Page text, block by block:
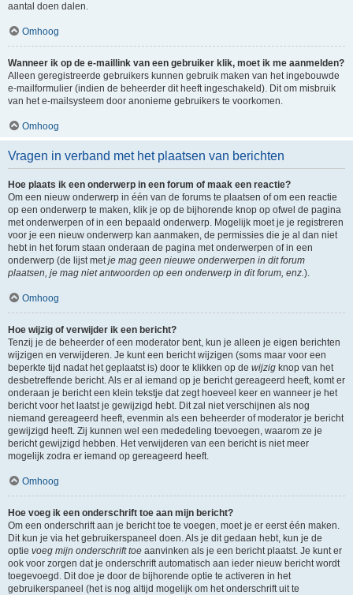
aantal doen dalen.
Omhoog
Wanneer ik op de e-maillink van een gebruiker klik, moet ik me aanmelden?
Alleen geregistreerde gebruikers kunnen gebruik maken van het ingebouwde
e-mailformulier (indien de beheerder dit heeft ingeschakeld). Dit om misbruik
van het e-mailsysteem door anonieme gebruikers te voorkomen.
Omhoog
Vragen in verband met het plaatsen van berichten
Hoe plaats ik een onderwerp in een forum of maak een reactie?
Om een nieuw onderwerp in één van de forums te plaatsen of om een reactie
op een onderwerp te maken, klik je op de bijhorende knop op ofwel de pagina
met onderwerpen of in een bepaald onderwerp. Mogelijk moet je je registreren
voor je een nieuw onderwerp kan aanmaken, de permissies die je al dan niet
hebt in het forum staan onderaan de pagina met onderwerpen of in een
onderwerp (de lijst metje mag geen nieuwe onderwerpen in dit forum
plaatsen, je mag niet antwoorden op een onderwerp in dit forum, enz.).
Omhoog
Hoe wijzig of verwijder ik een bericht?
Tenzij je de beheerder of een moderator bent, kun je alleen je eigen berichten
wijzigen en verwijderen. Je kunt een bericht wijzigen (soms maar voor een
beperkte tijd nadat het geplaatst is) door te klikken op de wijzig knop van het
desbetreffende bericht. Als er al iemand op je bericht gereageerd heeft, komt er
onderaan je bericht een klein tekstje dat zegt hoeveel keer en wanneer je het
bericht voor het laatst je gewijzigd hebt. Dit zal niet verschijnen als nog
niemand gereageerd heeft, evenmin als een beheerder of moderator je bericht
gewijzigd heeft. Zij kunnen wel een mededeling toevoegen, waarom ze je
bericht gewijzigd hebben. Het verwijderen van een bericht is niet meer
mogelijk zodra er iemand op gereageerd heeft.
Omhoog
Hoe voeg ik een onderschrift toe aan mijn bericht?
Om een onderschrift aan je bericht toe te voegen, moet je er eerst één maken.
Dit kun je via het gebruikerspaneel doen. Als je dit gedaan hebt, kun je de
optie voeg mijn onderschrift toe aanvinken als je een bericht plaatst. Je kunt er
ook voor zorgen dat je onderschrift automatisch aan ieder nieuw bericht wordt
toegevoegd. Dit doe je door de bijhorende optie te activeren in het
gebruikerspaneel (het is nog altijd mogelijk om het onderschrift uit te